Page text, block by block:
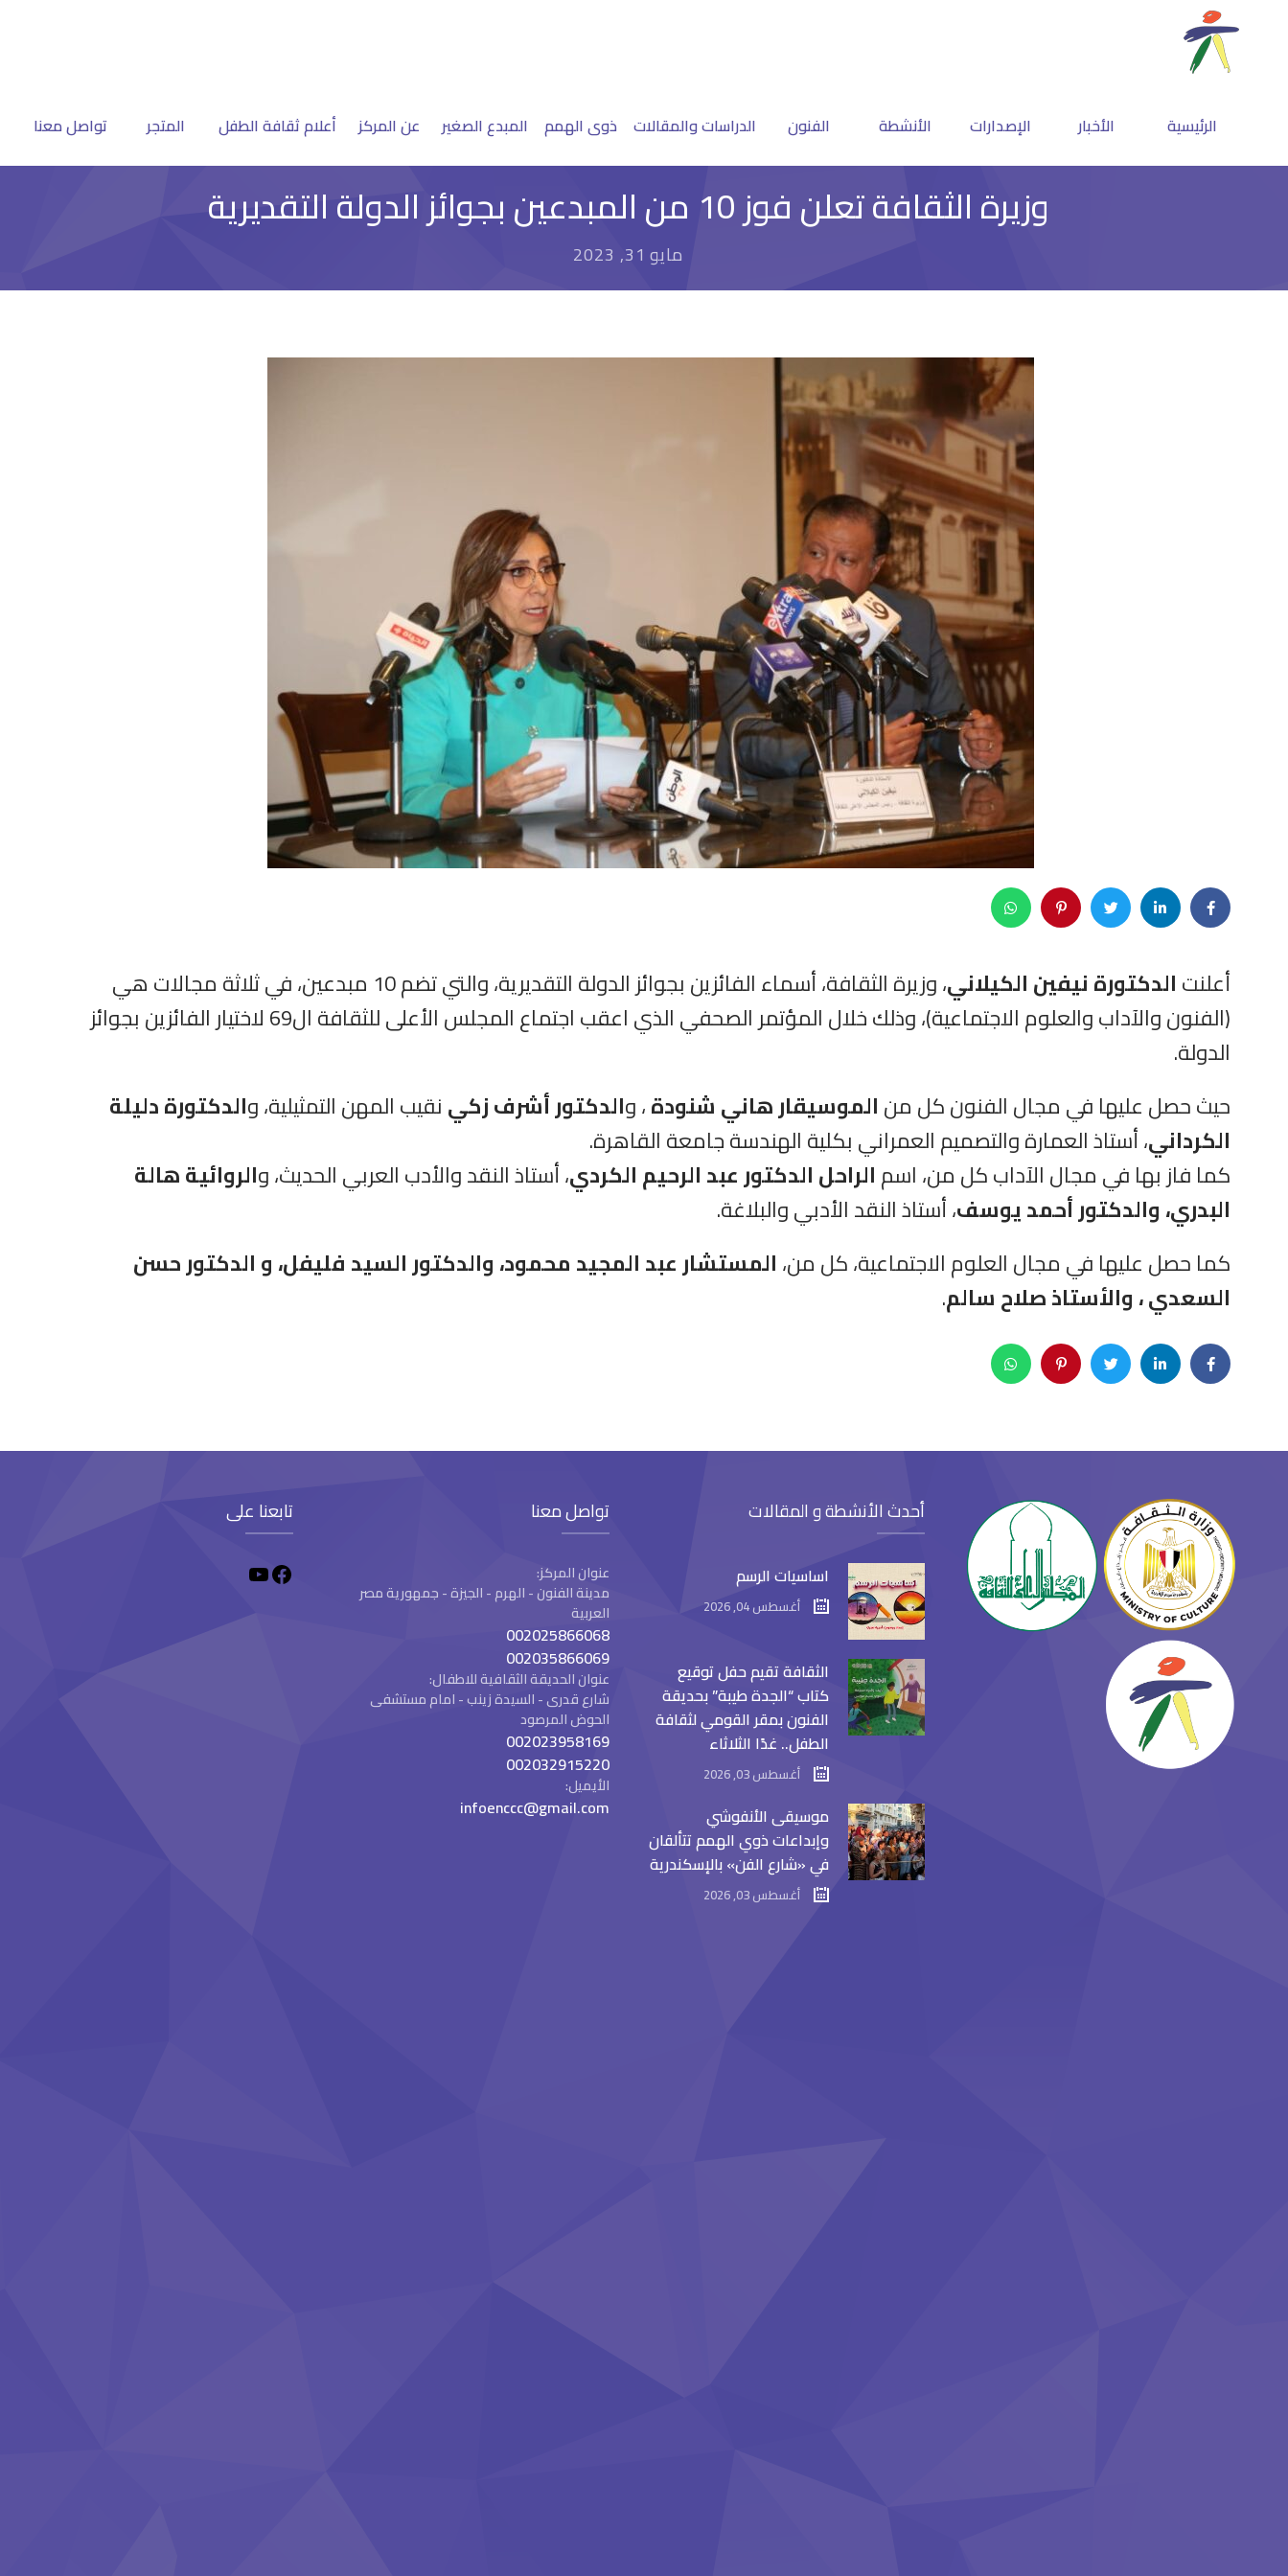
الرئيسية الأخبار الإصدارات الأنشطة الفنون الدراسات والمقالات ذوى الهمم المبدع الصغير عن المركز أعلام ثقافة الطفل المتجر تواصل معنا
وزيرة الثقافة تعلن فوز 10 من المبدعين ‏بجوائز الدولة التقديرية
مايو 31, 2023
أعلنتالدكتورة نيفين ‏الكيلاني
، وزيرة الثقافة، أسماء الفائزين بجوائز الدولة التقديرية، والتي تضم 10 مبدعين، في ثلاثة مجالات هي
(الفنون ‏والآداب ‏والعلوم الاجتماعية)‏، وذلك خلال المؤتمر الصحفي الذي اعقب اجتماع ‏المجلس الأعلى للثقافة ال69 لاختيار الفائزين بجوائز
الدولة.
حيث حصل عليها في مجال الفنون كل منالموسيقار هاني شنودة، والدكتور أشرف زكينقيب المهن التمثيلية، والدكتورة دليلة
الكرداني، أستاذ العمارة والتصميم العمراني بكلية الهندسة جامعة القاهرة.
كما فاز بها في مجال الآداب كل من، اسمالراحل الدكتور عبد الرحيم الكردي، أستاذ النقد والأدب العربي الحديث، والروائية هالة
البدري، والدكتور أحمد يوسف، أستاذ النقد الأدبي والبلاغة.
كما حصل عليها في مجال العلوم الاجتماعية، كل من،‏‏المستشار عبد المجيد محمود، والدكتور السيد فليفل، و الدكتور حسن
السعدي ، والأستاذ صلاح سالم.
تابعنا على تواصل معنا
عنوان المركز:
مدينة الفنون - الهرم - الجيزة - جمهورية مصر
العربية
002025866068
002035866069
عنوان الحديقة الثقافية للاطفال:
شارع قدرى - السيدة زينب - امام مستشفى
الحوض المرصود
002023958169
002032915220
الأيميل:
infoenccc@gmail.com
أحدث الأنشطة و المقالات
اساسيات الرسم
أغسطس 04, 2026
الثقافة تقيم حفل توقيع
كتاب “الجدة طيبة” بحديقة
الفنون بمقر القومي لثقافة
الطفل.. غدًا الثلاثاء
أغسطس 03, 2026
موسيقى الأنفوشي
وإبداعات ذوي الهمم تتألقان
في «شارع الفن» بالإسكندرية
أغسطس 03, 2026